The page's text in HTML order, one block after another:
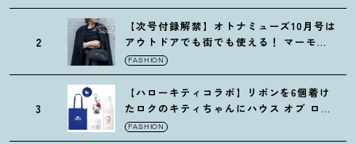
2
【次号付録解禁】オトナミューズ10月号は
アウトドアでも街でも使える ！ マーモッ
トの黒ショルダー
FASHION
3
【ハローキティコラボ】リボンを6個着け
たロクのキティちゃんにハウス オブ ロー
ゼの限定パケも
FASHION